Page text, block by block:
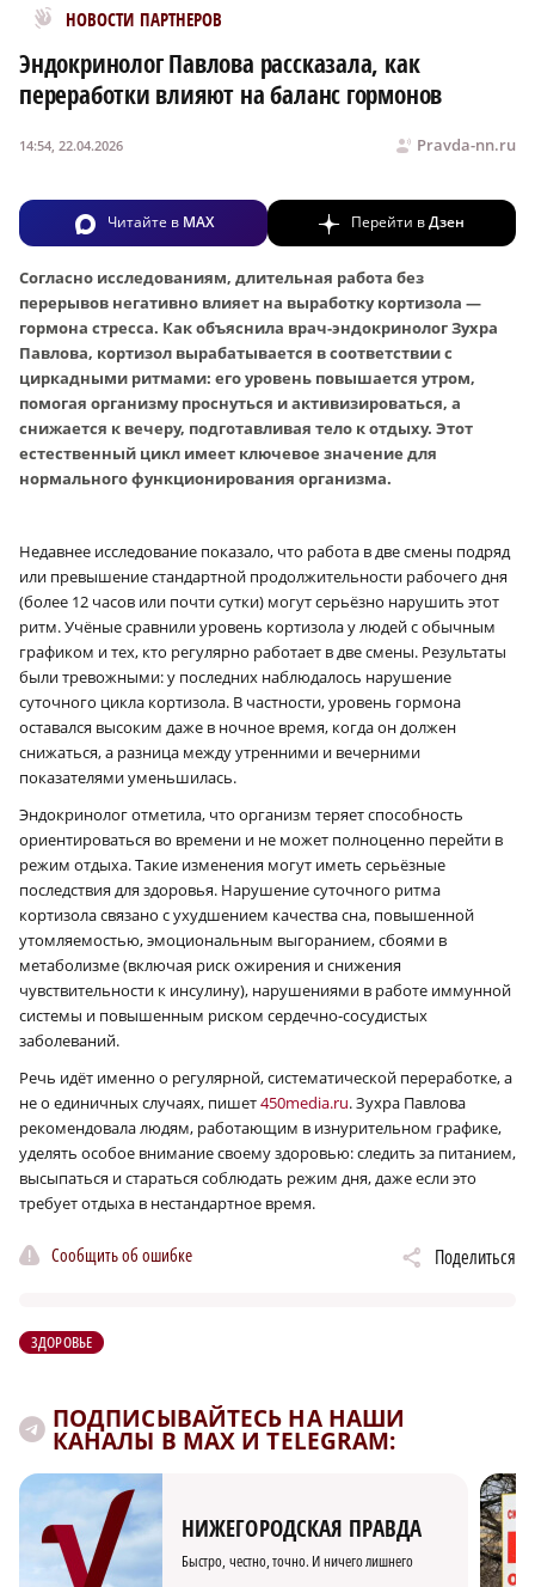
НОВОСТИ ПАРТНЕРОВ
Новости МирТесен
Эндокринолог Павлова рассказала, как
переработки влияют на баланс гормонов
Pravda-nn.ru
14:54, 22.04.2026
Читайте в MAX Перейти вДзен
Согласно исследованиям, длительная работа без
перерывов негативно влияет на выработку кортизола —
гормона стресса. Как объяснила врач-эндокринолог Зухра
Павлова, кортизол вырабатывается в соответствии с
циркадными ритмами: его уровень повышается утром,
помогая организму проснуться и активизироваться, а
снижается к вечеру, подготавливая тело к отдыху. Этот
естественный цикл имеет ключевое значение для
нормального функционирования организма.
Недавнее исследование показало, что работа в две смены подряд
или превышение стандартной продолжительности рабочего дня
(более 12 часов или почти сутки) могут серьёзно нарушить этот
ритм. Учёные сравнили уровень кортизола у людей с обычным
графиком и тех, кто регулярно работает в две смены. Результаты
были тревожными: у последних наблюдалось нарушение
суточного цикла кортизола. В частности, уровень гормона
оставался высоким даже в ночное время, когда он должен
снижаться, а разница между утренними и вечерними
показателями уменьшилась.
Эндокринолог отметила, что организм теряет способность
ориентироваться во времени и не может полноценно перейти в
режим отдыха. Такие изменения могут иметь серьёзные
последствия для здоровья. Нарушение суточного ритма
кортизола связано с ухудшением качества сна, повышенной
утомляемостью, эмоциональным выгоранием, сбоями в
метаболизме (включая риск ожирения и снижения
чувствительности к инсулину), нарушениями в работе иммунной
системы и повышенным риском сердечно-сосудистых
заболеваний.
Речь идёт именно о регулярной, систематической переработке, а
не о единичных случаях, пишет450media.ru. Зухра Павлова
рекомендовала людям, работающим в изнурительном графике,
уделять особое внимание своему здоровью: следить за питанием,
высыпаться и стараться соблюдать режим дня, даже если это
требует отдыха в нестандартное время.
Сообщить об ошибке Поделиться
ЗДОРОВЬЕ
ПОДПИСЫВАЙТЕСЬ НА НАШИ
КАНАЛЫ В MAX И TELEGRAM:
НИЖЕГОРОДСКАЯ ПРАВДА
Быстро, честно, точно. И ничего лишнего